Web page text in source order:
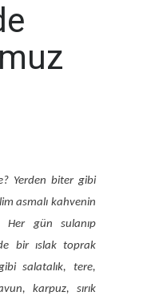
Yerden biter gibi
asmalı kahvenin
Her gün sulanıp
bir ıslak toprak
salatalık, tere,
karpuz, sırık